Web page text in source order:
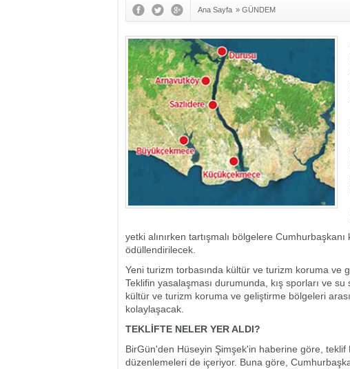
Ana Sayfa » GÜNDEM
yetki alınırken tartışmalı bölgelere Cumhurbaşkanı
ödüllendirilecek.
Yeni turizm torbasında kültür ve turizm koruma ve
Teklifin yasalaşması durumunda, kış sporları ve su
kültür ve turizm koruma ve geliştirme bölgeleri
kolaylaşacak.
TEKLİFTE NELER YER ALDI?
BirGün'den Hüseyin Şimşek'in haberine göre,
düzenlemeleri de içeriyor. Buna göre,